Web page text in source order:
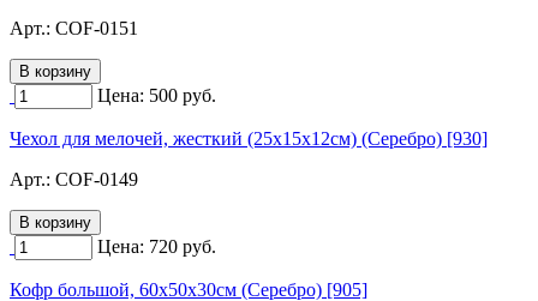
Арт.: COF-0151
Цена: 500 руб.
Чехол для мелочей, жесткий (25х15х12см) (Серебро) [930]
Арт.: COF-0149
Цена: 720 руб.
Кофр большой, 60х50х30см (Серебро) [905]